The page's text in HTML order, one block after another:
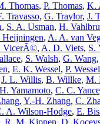
Thomas, P. Thomas, K.
Travasso, G. Traylor, J.
, S. A. Usman, H.
Heijningen, A. A. van
VicerÃ©, A. D. Viets, S.
, S. Walsh, G. Wang,
, E. K. Wessel, P.
J. L. Willis, B. Willke, M.
H. Yamamoto, C. C.
, Y.-H. Zhang, C.
A. Wilson-Hodge, E.
, R. M. Kippen, D.